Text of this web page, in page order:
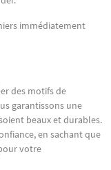
immédiatement
des motifs de
garantissons une
beaux et durables.
en sachant que
votre